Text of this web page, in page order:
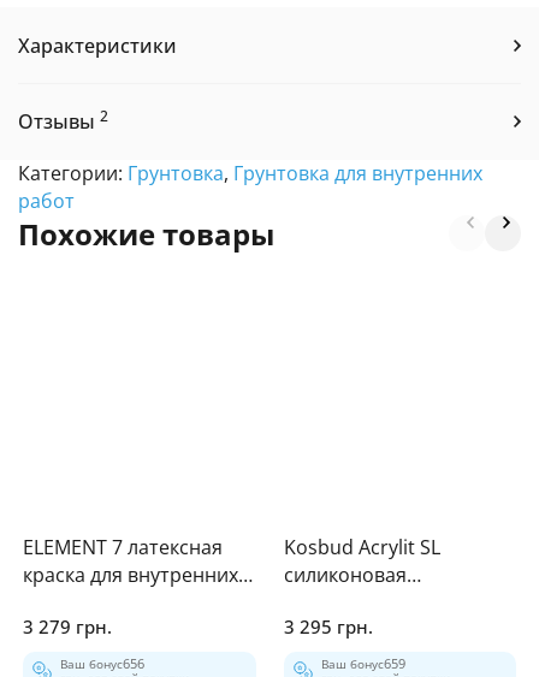
Характеристики
Отзывы 2
Категории: Грунтовка, Грунтовка для внутренних
работ
Похожие товары
ELEMENT 7 латексная
краска для внутренних
3 279 грн.
Ваш бонус656
Kosbud Acrylit SL
силиконовая
3 295 грн.
Ваш бонус659